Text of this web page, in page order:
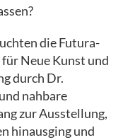
die Futura-
Neue Kunst und
durch Dr.
nahbare
zur Ausstellung,
hinausging und